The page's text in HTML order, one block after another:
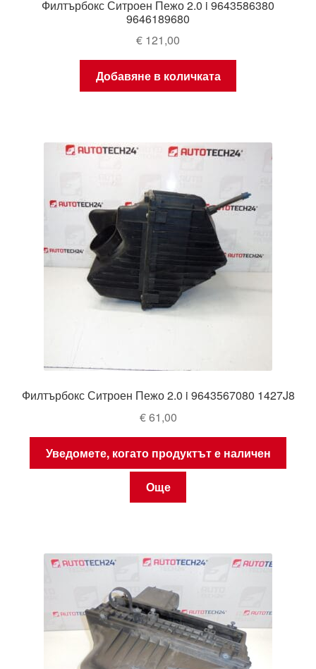
Филтърбокс Ситроен Пежо 2.0 i 9643586380
9646189680
€ 121,00
Добавяне в количката
Филтърбокс Ситроен Пежо 2.0 i 9643567080 1427J8
€61,00
Уведомете, когато продуктът е наличен
Още